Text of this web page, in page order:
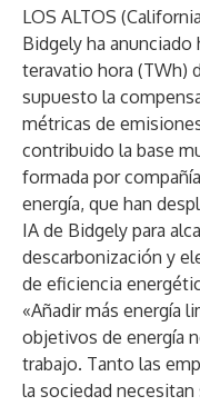
LOS ALTOS
Bidgely ha anunciado
teravatio hora (TWh)
supuesto la
métricas de
contribuido la base
formada por
energía, que han
IA de Bidgely para
descarbonización y
de eficiencia
«Añadir más energía
objetivos de energía
trabajo. Tanto las
la sociedad